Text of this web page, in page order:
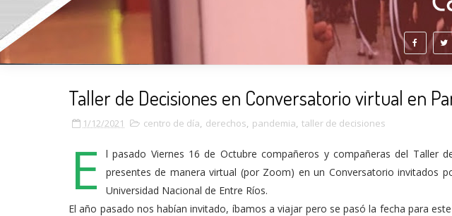
Taller de Decisiones en Conversatorio virtual en
1/12/2021 centro de día, derechos, pandemia, taller de decisiones
E
l pasado Viernes 16 de Octubre compañeros y compañeras del Taller
presentes de manera virtual (por Zoom) en un Conversatorio invitados
Universidad Nacional de Entre Ríos.
El año pasado nos habían invitado, íbamos a viajar pero se pasó la fecha para